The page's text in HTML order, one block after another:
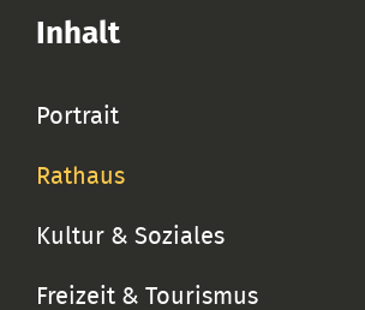
Inhalt
Portrait
Rathaus
Kultur & Soziales
Freizeit & Tourismus